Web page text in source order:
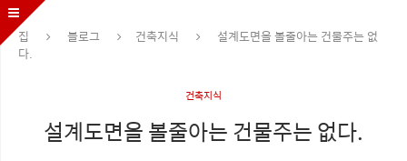
집 블로그 건축지식
설계도면을 볼줄아는 건물주는 없
다.
건축지식
설계도면을 볼줄아는 건물주는 없다.